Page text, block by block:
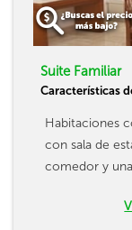
Suite Familiar
Características
Habitaciones
con sala de
comedor y